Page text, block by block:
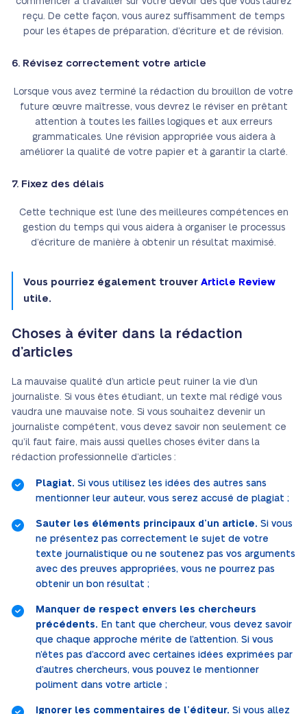
reçu. De cette façon, vous aurez suffisamment de temps
pour les étapes de préparation, d’écriture et de révision.
6. Révisez correctement votre article
Lorsque vous avez terminé la rédaction du brouillon de votre
future œuvre maîtresse, vous devrez le réviser en prêtant
attention à toutes les failles logiques et aux erreurs
grammaticales. Une révision appropriée vous aidera à
améliorer la qualité de votre papier et à garantir la clarté.
7. Fixez des délais
Cette technique est l’une des meilleures compétences en
gestion du temps qui vous aidera à organiser le processus
d’écriture de manière à obtenir un résultat maximisé.
Vous pourriez également trouver Article Review
utile.
Choses à éviter dans la rédaction
d’articles
La mauvaise qualité d’un article peut ruiner la vie d’un
journaliste. Si vous êtes étudiant, un texte mal rédigé vous
vaudra une mauvaise note. Si vous souhaitez devenir un
journaliste compétent, vous devez savoir non seulement ce
qu’il faut faire, mais aussi quelles choses éviter dans la
rédaction professionnelle d’articles :
Plagiat. Si vous utilisez les idées des autres sans
mentionner leur auteur, vous serez accusé de plagiat ;
Sauter les éléments principaux d’un article. Si vous
ne présentez pas correctement le sujet de votre
texte journalistique ou ne soutenez pas vos arguments
avec des preuves appropriées, vous ne pourrez pas
obtenir un bon résultat ;
Manquer de respect envers les chercheurs
précédents. En tant que chercheur, vous devez savoir
que chaque approche mérite de l’attention. Si vous
n’êtes pas d’accord avec certaines idées exprimées par
d’autres chercheurs, vous pouvez le mentionner
poliment dans votre article ;
Ignorer les commentaires de l’éditeur. Si vous allez